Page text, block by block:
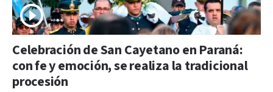
Celebración de San Cayetano en Paraná:
con fe y emoción, se realiza la tradicional
procesión